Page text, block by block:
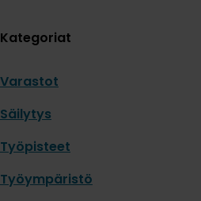
Kategoriat
Varastot
Säilytys
Työpisteet
Työympäristö